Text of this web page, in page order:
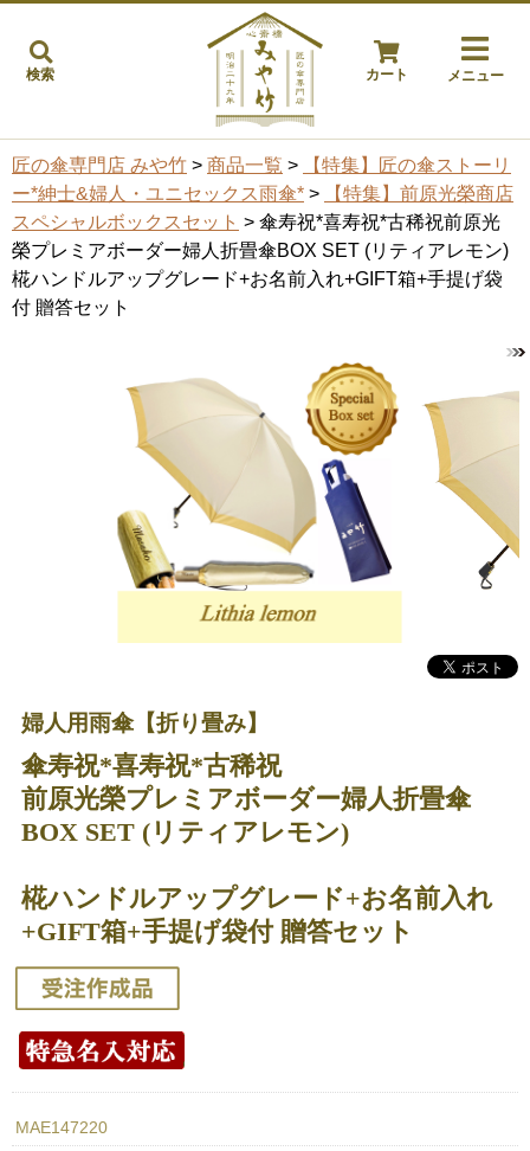
検索 カート メニュー
匠の傘専門店 みや竹 > 商品一覧 >
【特集】匠の傘ストーリ
ー*紳士&婦人・ユニセックス雨傘* >
【特集】前原光榮商店
スペシャルボックスセット > 傘寿祝*喜寿祝*古稀祝前原光
榮プレミアボーダー婦人折畳傘BOX SET (リティアレモン)
椛ハンドルアップグレード+お名前入れ+GIFT箱+手提げ袋
付 贈答セット
婦人用雨傘【折り畳み】
傘寿祝*喜寿祝*古稀祝
前原光榮プレミアボーダー婦人折畳傘
BOX SET (リティアレモン)
椛ハンドルアップグレード+お名前入れ
+GIFT箱+手提げ袋付 贈答セット
MAE147220